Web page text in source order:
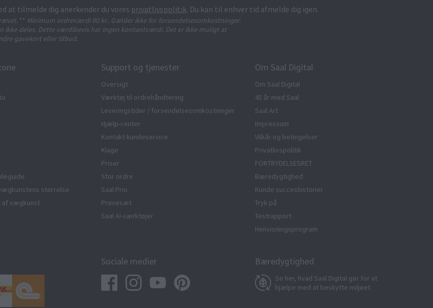
at tilmelde dig anerkender du vores privatlivspolitik. Du kan til enhver tid afmelde dig igen.
** Minimum ordreværdi 80 kr.. Gælder ikke for forsendelsesomkostninger.
ikke deles. Dette værdibevis har ingen kontantværdi. Det er ikke muligt at
gavekort eller tilbud.
størrelse
af vægkunst
Support og tjenester
Oversigt
Værktøj til ordrehåndtering
Leveringstider / forsendelsesomkostninger
Hjælp-center
Kontakt kundeservice
Klage
Priser
Stor ordre
Saal Prio
Prøvesæt
Saal AI-værktøjer
Om Saal Digital
Om Saal Digital
45 år med Saal
Saal Art
Impressum
Vilkår og betingelser
Privatlivspolitik
FORTRYDELSESRET
Bæredygtighed
Kunde succeshistorier
Tryk på
Testrapport
Henvisningsprogram
Sociale medier Bæredygtighed
Se her, hvad Saal Digital gør for at
hjælpe med at beskytte miljøet.